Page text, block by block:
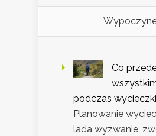
Co
podczas
Planowanie
lada wyzwanie,